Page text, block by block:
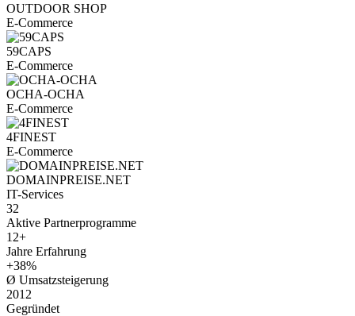
OUTDOOR SHOP
E-Commerce
59CAPS
E-Commerce
OCHA-OCHA
E-Commerce
4FINEST
E-Commerce
DOMAINPREISE.NET
IT-Services
32
Aktive Partnerprogramme
12+
Jahre Erfahrung
+38%
Ø Umsatzsteigerung
2012
Gegründet